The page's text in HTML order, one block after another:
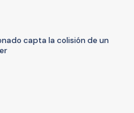
capta la colisión de un